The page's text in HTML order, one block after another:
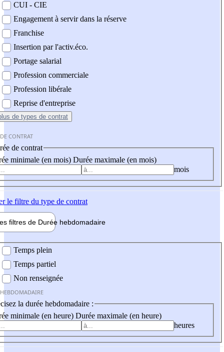
CUI - CIE
Engagement à servir dans la réserve
Franchise
Insertion par l'activ.éco.
Portage salarial
Profession commerciale
Profession libérale
Reprise d'entreprise
de types de contrat
CONTRAT
de contrat
minimale (en mois) Durée maximale (en mois)
mois
le filtre du type de contrat
filtres de Durée hebdomadaire
Temps plein
Temps partiel
Non renseignée
la durée hebdomadaire :
minimale (en heure) Durée maximale (en heure)
heures